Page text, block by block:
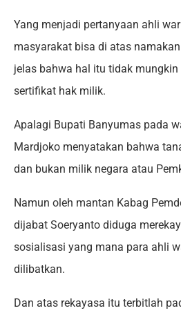
Yang menjadi pertanyaan ahli
masyarakat bisa di atas
jelas bahwa hal itu tidak mungkin
sertifikat hak milik.
Apalagi Bupati Banyumas pada
Mardjoko menyatakan bahwa
dan bukan milik negara atau
Namun oleh mantan Kabag
dijabat Soeryanto diduga
sosialisasi yang mana para ahli
dilibatkan.
Dan atas rekayasa itu terbitlah